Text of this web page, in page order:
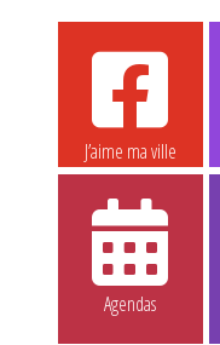
J’aime ma ville
Agendas